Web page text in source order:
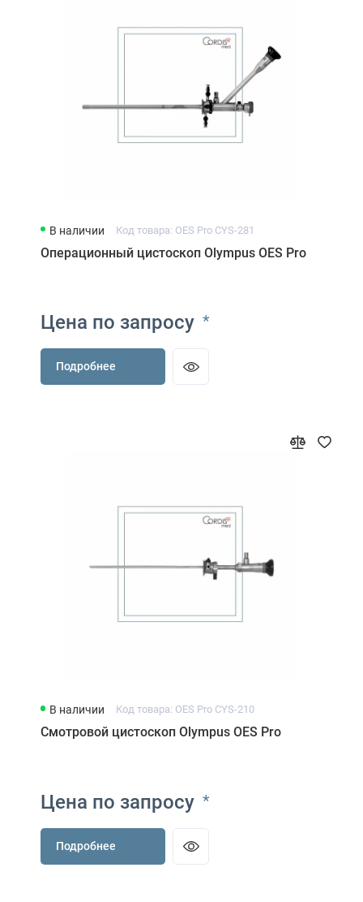
В наличии Код товара: OES Pro CYS-281
Операционный цистоскоп Olympus OES Pro
Цена по запросу *
Подробнее
В наличии Код товара: OES Pro CYS-210
Смотровой цистоскоп Olympus OES Pro
Цена по запросу *
Подробнее